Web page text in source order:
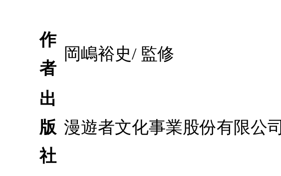
作
者
岡嶋裕史/ 監修
出
版
社
漫遊者文化事業股份有限公司